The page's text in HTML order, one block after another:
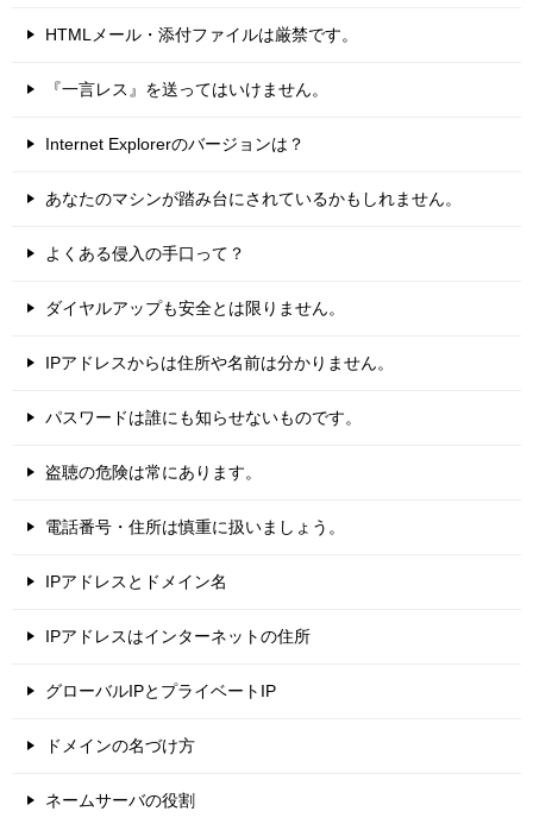
HTMLメール・添付ファイルは厳禁です。
『一言レス』を送ってはいけません。
Internet Explorerのバージョンは？
あなたのマシンが踏み台にされているかもしれません。
よくある侵入の手口って？
ダイヤルアップも安全とは限りません。
IPアドレスからは住所や名前は分かりません。
パスワードは誰にも知らせないものです。
盗聴の危険は常にあります。
電話番号・住所は慎重に扱いましょう。
IPアドレスとドメイン名
IPアドレスはインターネットの住所
グローバルIPとプライベートIP
ドメインの名づけ方
ネームサーバの役割